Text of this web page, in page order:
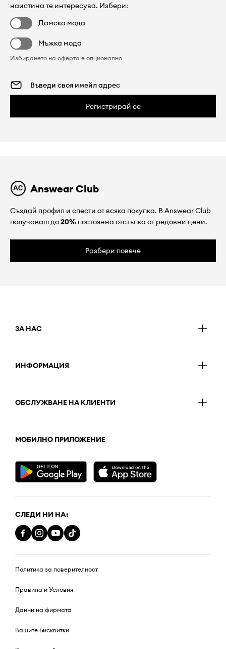
наистина те интересува. Избери:
Дамска мода
Мъжка мода
Избирането на оферта е опционално
Регистрирай се
Answear Club
Създай профил и спести от всяка покупка. В Answear Club
получаваш до20% постоянна отстъпка от редовни цени.
Разбери повече
ЗА НАС
ИНФОРМАЦИЯ
ОБСЛУЖВАНЕ НА КЛИЕНТИ
МОБИЛНО ПРИЛОЖЕНИЕ
СЛЕДИ НИ НА:
Политика за поверителност
Правила и Условия
Данни на фирмата
Вашите Бисквитки